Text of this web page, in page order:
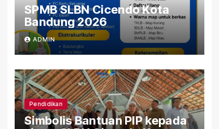
SPMB SLBN Cicendo Kota
Bandung 2026
ADMIN
Pendidikan
Simbolis Bantuan PIP kepada